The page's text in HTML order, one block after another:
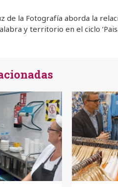
de la Fotografía aborda la
y territorio en el ciclo